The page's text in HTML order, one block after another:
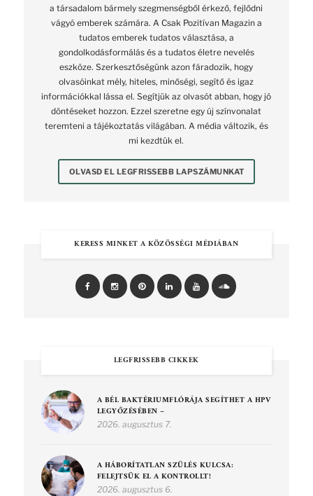
a társadalom bármely szegmenségből érkező, fejlődni
vágyó emberek számára. A Csak Pozitívan Magazin a
tudatos emberek tudatos választása, a
gondolkodásformálás és a tudatos életre nevelés
eszköze. Szerkesztőségünk azon fáradozik, hogy
olvasóinkat mély, hiteles, minőségi, segítő és igaz
információkkal lássa el. Segítjük az olvasót abban, hogy jó
döntéseket hozzon. Ezzel szeretne egy új színvonalat
teremteni a tájékoztatás világában. A média változik, és
mi kezdtük el.
OLVASD EL LEGFRISSEBB LAPSZÁMUNKAT
KERESS MINKET A KÖZÖSSÉGI MÉDIÁBAN
LEGFRISSEBB CIKKEK
A BÉL BAKTÉRIUMFLÓRÁJA SEGÍTHET A HPV
LEGYŐZÉSÉBEN –
2026. augusztus 7.
A HÁBORÍTATLAN SZÜLÉS KULCSA:
FELEJTSÜK EL A KONTROLLT!
2026. augusztus 6.